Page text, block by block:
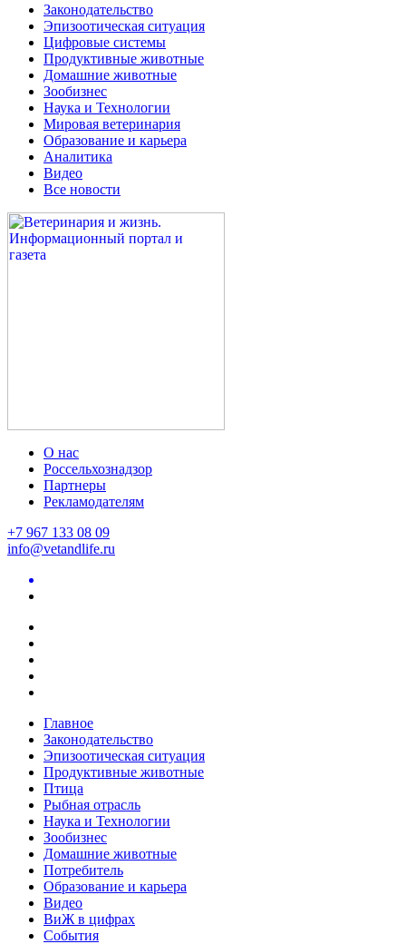
Законодательство
Эпизоотическая ситуация
Цифровые системы
Продуктивные животные
Домашние животные
Зообизнес
Наука и Технологии
Мировая ветеринария
Образование и карьера
Аналитика
Видео
Все новости
О нас
Россельхознадзор
Партнеры
Рекламодателям
+7 967 133 08 09
info@vetandlife.ru
Главное
Законодательство
Эпизоотическая ситуация
Продуктивные животные
Птица
Рыбная отрасль
Наука и Технологии
Зообизнес
Домашние животные
Потребитель
Образование и карьера
Видео
ВиЖ в цифрах
События